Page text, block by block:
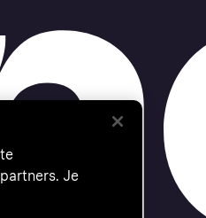
Je